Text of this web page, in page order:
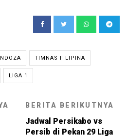
TIMNAS FILIPINA
LIGA 1
BERITA BERIKUTNYA
Jadwal Persikabo vs
Persib di Pekan 29 Liga